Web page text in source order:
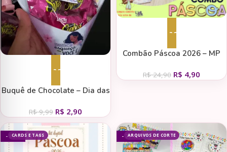
Adicionar ao carrinho
Buquê de Chocolate – Dia das
R$9,99 R$ 2,90
Adicionar ao carrinho
Combão Páscoa 2026 – MP
R$24,90 R$ 4,90
CARDS E TAGS
- 86% ARQUIVOS DE CORTE
- 71%